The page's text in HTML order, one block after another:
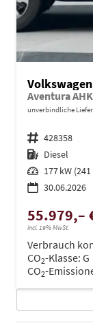
Aventura
unverbindliche
Fahrzeugnr. 428358
Kraftstoff Diesel
Leistung 177 kW (241
30.06.2026
55.979,–
incl. 19% MwSt.
Verbrauch
CO2-Klasse: G
CO2-